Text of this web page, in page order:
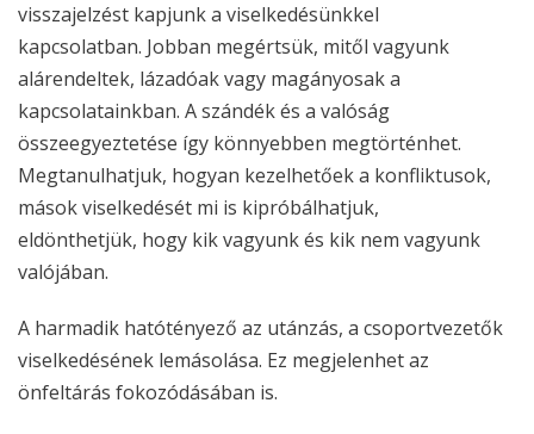
visszajelzést kapjunk a viselkedésünkkel
kapcsolatban. Jobban megértsük, mitől vagyunk
alárendeltek, lázadóak vagy magányosak a
kapcsolatainkban. A szándék és a valóság
összeegyeztetése így könnyebben megtörténhet.
Megtanulhatjuk, hogyan kezelhetőek a konfliktusok,
mások viselkedését mi is kipróbálhatjuk,
eldönthetjük, hogy kik vagyunk és kik nem vagyunk
valójában.
A harmadik hatótényező az utánzás, a csoportvezetők
viselkedésének lemásolása. Ez megjelenhet az
önfeltárás fokozódásában is.